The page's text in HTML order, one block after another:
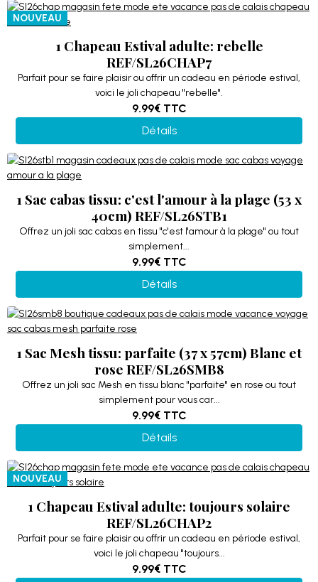
NOUVEAU
1 Chapeau Estival adulte: rebelle
REF/SL26CHAP7
Parfait pour se faire plaisir ou offrir un cadeau en période estival,
voici le joli chapeau "rebelle".
9.99€ TTC
Détails
1 Sac cabas tissu: c'est l'amour à la plage (53 x
40cm) REF/SL26STB1
Offrez un joli sac cabas en tissu "c'est l'amour à la plage" ou tout
simplement...
9.99€ TTC
Détails
1 Sac Mesh tissu: parfaite (37 x 57cm) Blanc et
rose REF/SL26SMB8
Offrez un joli sac Mesh en tissu blanc "parfaite" en rose ou tout
simplement pour vous car...
9.99€ TTC
Détails
NOUVEAU
1 Chapeau Estival adulte: toujours solaire
REF/SL26CHAP2
Parfait pour se faire plaisir ou offrir un cadeau en période estival,
voici le joli chapeau "toujours...
9.99€ TTC